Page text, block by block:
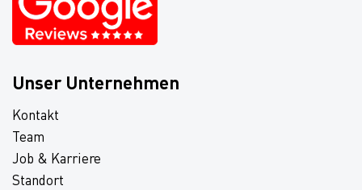
Unser Unternehmen
Kontakt
Team
Job & Karriere
Standort